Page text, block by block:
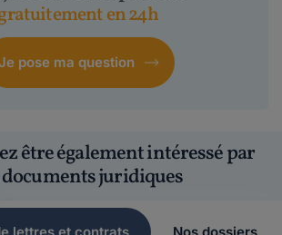
en 24h
pose ma question
être également intéressé par
documents juridiques
lettres et contrats Nos dossiers